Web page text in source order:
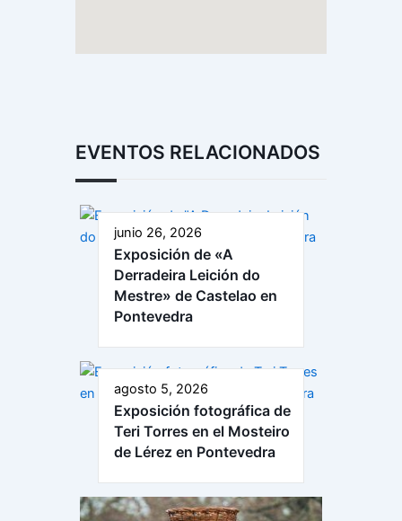
EVENTOS RELACIONADOS
junio 26, 2026
Exposición de «A
Derradeira Leición do
Mestre» de Castelao en
Pontevedra
agosto 5, 2026
Exposición fotográfica de
Teri Torres en el Mosteiro
de Lérez en Pontevedra